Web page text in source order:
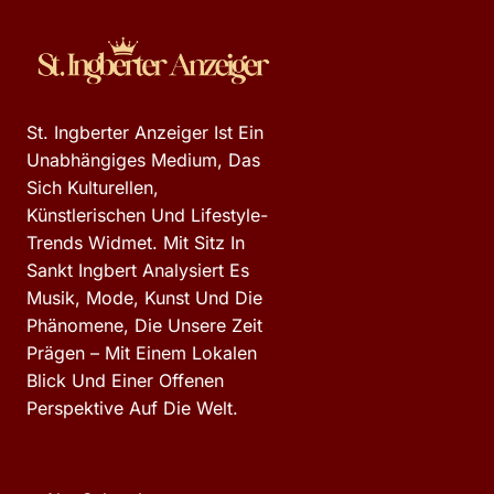
St. Ingberter Anzeiger Ist Ein
Unabhängiges Medium, Das
Sich Kulturellen,
Künstlerischen Und Lifestyle-
Trends Widmet. Mit Sitz In
Sankt Ingbert Analysiert Es
Musik, Mode, Kunst Und Die
Phänomene, Die Unsere Zeit
Prägen – Mit Einem Lokalen
Blick Und Einer Offenen
Perspektive Auf Die Welt.